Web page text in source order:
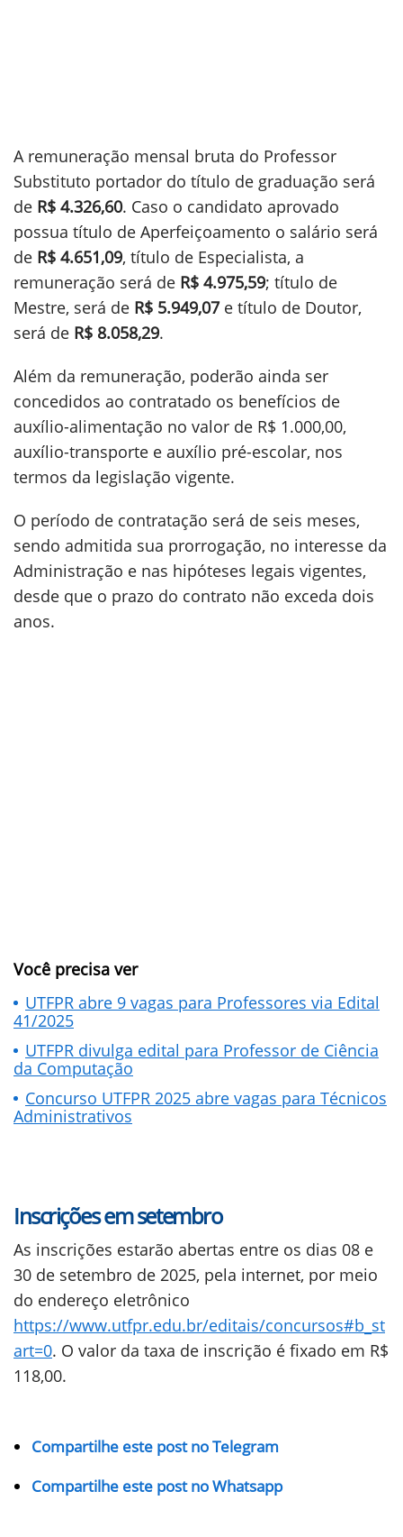
A remuneração mensal bruta do Professor
Substituto portador do título de graduação será
de R$ 4.326,60. Caso o candidato aprovado
possua título de Aperfeiçoamento o salário será
de R$ 4.651,09, título de Especialista, a
remuneração será de R$ 4.975,59; título de
Mestre, será de R$ 5.949,07e título de Doutor,
será de R$ 8.058,29.
Além da remuneração, poderão ainda ser
concedidos ao contratado os benefícios de
auxílio-alimentação no valor de R$ 1.000,00,
auxílio-transporte e auxílio pré-escolar, nos
termos da legislação vigente.
O período de contratação será de seis meses,
sendo admitida sua prorrogação, no interesse da
Administração e nas hipóteses legais vigentes,
desde que o prazo do contrato não exceda dois
anos.
Você precisa ver
UTFPR abre 9 vagas para Professores via Edital
41/2025
UTFPR divulga edital para Professor de Ciência
da Computação
Concurso UTFPR 2025 abre vagas para Técnicos
Administrativos
Inscrições em setembro
As inscrições estarão abertas entre os dias 08 e
30 de setembro de 2025, pela internet, por meio
do endereço eletrônico
https://www.utfpr.edu.br/editais/concursos#b_st
art=0. O valor da taxa de inscrição é fixado em R$
118,00.
Compartilhe este post no Telegram
Compartilhe este post no Whatsapp